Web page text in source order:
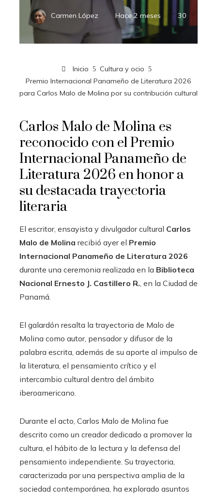
Carmen López Hace 2 meses 30
Inicio
Cultura y ocio
Premio Internacional Panameño de Literatura 2026
para Carlos Malo de Molina por su contribución cultural
Carlos Malo de Molina es
reconocido con el Premio
Internacional Panameño de
Literatura 2026 en honor a
su destacada trayectoria
literaria
El escritor, ensayista y divulgador cultural Carlos
Malo de Molina recibió ayer el Premio
Internacional Panameño de Literatura 2026
durante una ceremonia realizada en la Biblioteca
Nacional Ernesto J. Castillero R. , en la Ciudad de
Panamá.
El galardón resalta la trayectoria de Malo de
Molina como autor, pensador y difusor de la
palabra escrita, además de su aporte al impulso de
la literatura, el pensamiento crítico y el
intercambio cultural dentro del ámbito
iberoamericano.
Durante el acto, Carlos Malo de Molina fue
descrito como un creador dedicado a promover la
cultura, el hábito de la lectura y la defensa del
pensamiento independiente. Su trayectoria,
caracterizada por una perspectiva amplia de la
sociedad contemporánea, ha explorado asuntos